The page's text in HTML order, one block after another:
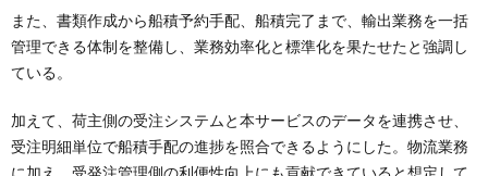
また、書類作成から船積予約手配、船積完了まで、輸出業務を一括
管理できる体制を整備し、業務効率化と標準化を果たせたと強調し
ている。
加えて、荷主側の受注システムと本サービスのデータを連携させ、
受注明細単位で船積手配の進捗を照合できるようにした。物流業務
に加え、受発注管理側の利便性向上にも貢献できていると想定して